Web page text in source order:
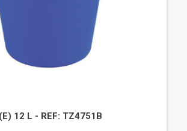
12 L - REF: TZ4751B